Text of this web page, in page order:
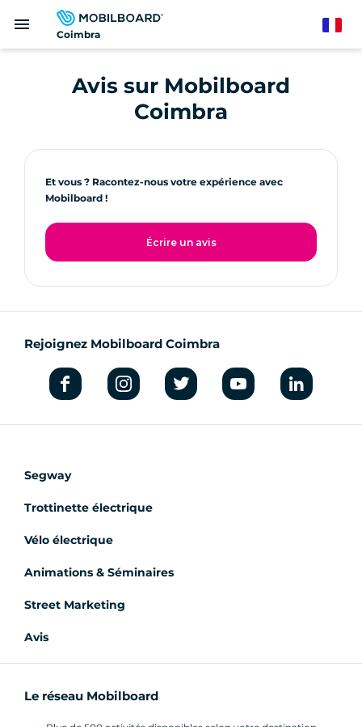
Coimbra
menu
Avis sur Mobilboard
Coimbra
Et vous ? Racontez-nous votre expérience avec
Mobilboard !
Écrire un avis
Rejoignez Mobilboard Coimbra
Segway
Trottinette électrique
Vélo électrique
Animations & Séminaires
Street Marketing
Avis
Le réseau Mobilboard